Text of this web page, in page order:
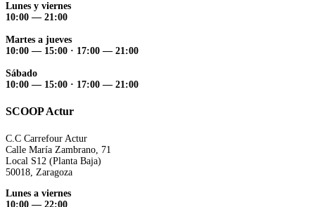
Lunes y viernes
10:00 — 21:00
Martes a jueves
10:00 — 15:00 · 17:00 — 21:00
Sábado
10:00 — 15:00 · 17:00 — 21:00
SCOOP Actur
C.C Carrefour Actur
Calle María Zambrano, 71
Local S12 (Planta Baja)
50018, Zaragoza
Lunes a viernes
10:00 — 22:00